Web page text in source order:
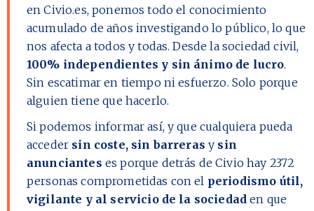
en Civio.es, ponemos todo el conocimiento
acumulado de años investigando lo público, lo que
nos afecta a todos y todas. Desde la sociedad civil,
100% independientes y sin ánimo de lucro.
Sin escatimar en tiempo ni esfuerzo. Solo porque
alguien tiene que hacerlo.
Si podemos informar así, y que cualquiera pueda
acceder sin coste, sin barreras y sin
anunciantes es porque detrás de Civio hay 2372
personas comprometidas con el periodismo útil,
vigilante y al servicio de la sociedad en que